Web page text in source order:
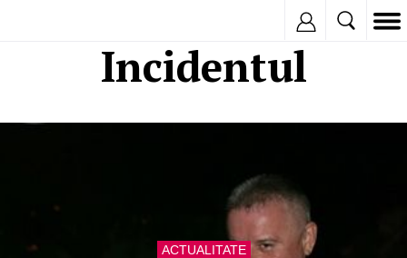
Incidentul
ACTUALITATE